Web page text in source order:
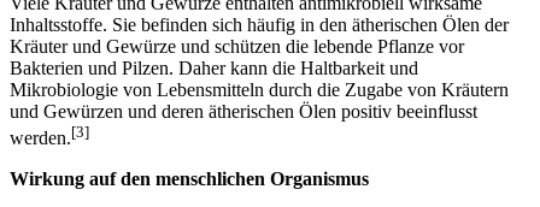
Inhaltsstoffe. Sie befinden sich häufig in den ätherischen Ölen der
Kräuter und Gewürze und schützen die lebende Pflanze vor
Bakterien und Pilzen. Daher kann die Haltbarkeit und
Mikrobiologie von Lebensmitteln durch die Zugabe von Kräutern
und Gewürzen und deren ätherischen Ölen positiv beeinflusst
werden.[3]
Wirkung auf den menschlichen Organismus